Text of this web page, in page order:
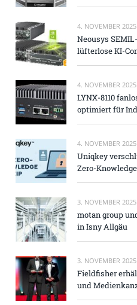
4. NOVEMBER 2025
Neousys
lüfterlose KI-
4. NOVEMBER 2025
LYNX-8110
optimiert für
4. NOVEMBER 2025
Uniqkey
Zero-
3. NOVEMBER 2025
motan group
in Isny Allgäu
3. NOVEMBER 2025
Fieldfisher
und